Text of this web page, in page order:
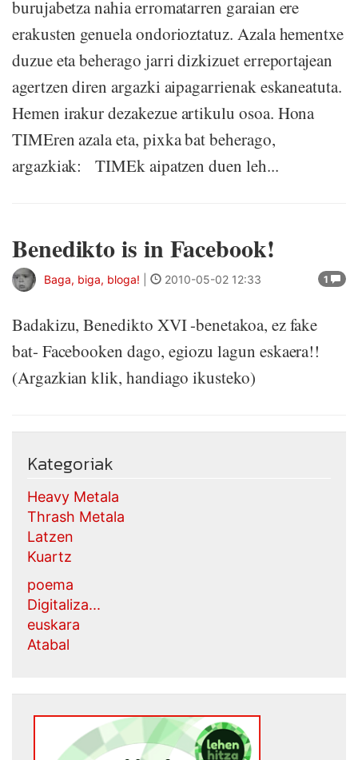
burujabetza nahia erromatarren garaian ere
erakusten genuela ondorioztatuz. Azala hementxe
duzue eta beherago jarri dizkizuet erreportajean
agertzen diren argazki aipagarrienak eskaneatuta.
Hemen irakur dezakezue artikulu osoa. Hona
TIMEren azala eta, pixka bat beherago,
argazkiak: TIMEk aipatzen duen leh...
Benedikto is in Facebook!
1
Baga, biga, bloga! 2010-05-02 12:33
Badakizu, Benedikto XVI -benetakoa, ez fake
bat- Facebooken dago, egiozu lagun eskaera!!
(Argazkian klik, handiago ikusteko)
Kategoriak
Heavy Metala
Thrash Metala
Latzen
Kuartz
poema
Digitaliza...
euskara
Atabal